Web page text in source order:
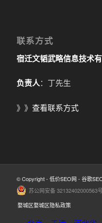
联系方式
宿迁文韬武略信息技术
负责人：丁先生
》》 查看联系方式
© Copyright - 低价SEO网 - 谷歌
苏公网安备 32132402000563号
婺城区婺城区隐私政策